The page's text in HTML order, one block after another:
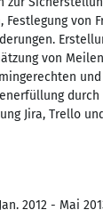
von
von
durch
Jira, Trello
2012 - Mai